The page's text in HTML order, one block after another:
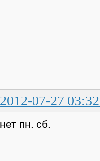
2012-07-27
нет пн. сб.